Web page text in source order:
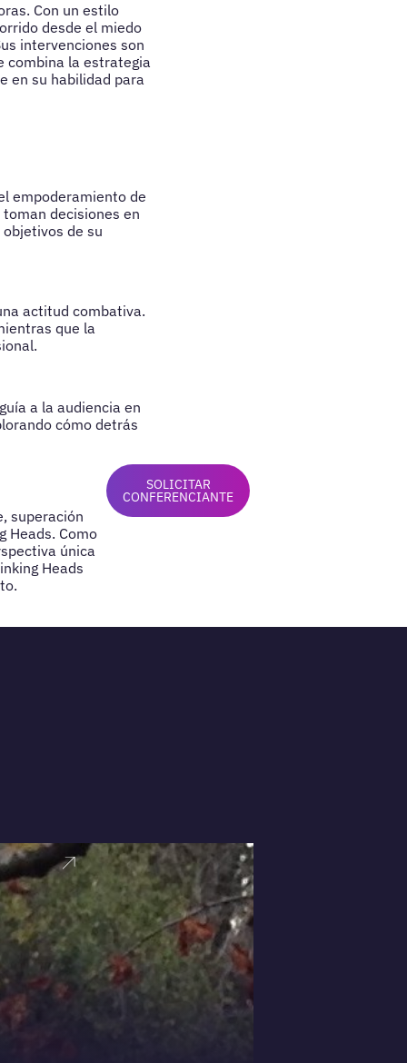
Con un estilo
desde el miedo
intervenciones son
combina la estrategia
en su habilidad para
empoderamiento de
decisiones en
de su
actitud combativa.
que la
a la audiencia en
cómo detrás
superación
Heads. Como
única
Heads
SOLICITAR
CONFERENCIANTE